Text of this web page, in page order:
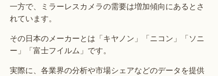
一方で、ミラーレスカメラの需要は増加傾向にあるとさ
れています。
その日本のメーカーとは「キヤノン」「ニコン」「ソニ
ー」「富士フイルム」です。
実際に、各業界の分析や市場シェアなどのデータを提供